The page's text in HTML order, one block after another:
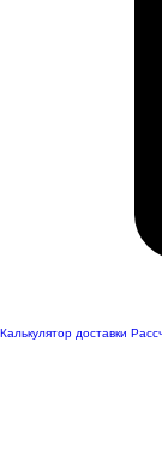
Калькулятор доставки